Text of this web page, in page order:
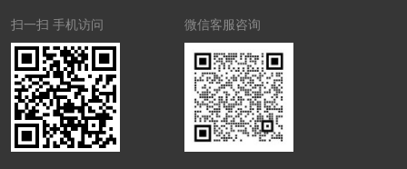
扫一扫 手机访问
微信客服咨询